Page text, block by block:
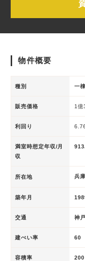
物件概要
種別 一
販売価格 1億
利回り
満室時想定年収/月
収
所在地 兵
築年月
交通 神
建ぺい率 60
容積率 200